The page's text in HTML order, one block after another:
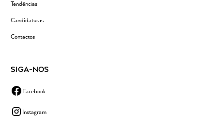
Tendências
Candidaturas
Contactos
SIGA-NOS
Facebook
Instagram